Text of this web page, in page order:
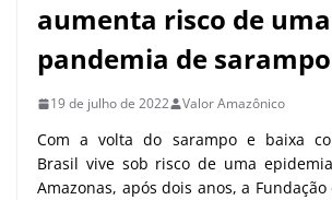
aumenta risco de uma
pandemia de
19 de julho de 2022 Valor Amazônico
Com a volta do sarampo e baixa
Brasil vive sob risco de uma
Amazonas, após dois anos, a